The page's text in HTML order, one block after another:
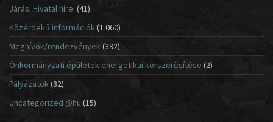
Járási Hivatal hírei (41)
Közérdekű információk(1 060)
Meghívók/rendezvények (392)
Önkormányzati épületek energetikai korszerűsítése (2)
Pályázatok (82)
Uncategorized @hu (15)